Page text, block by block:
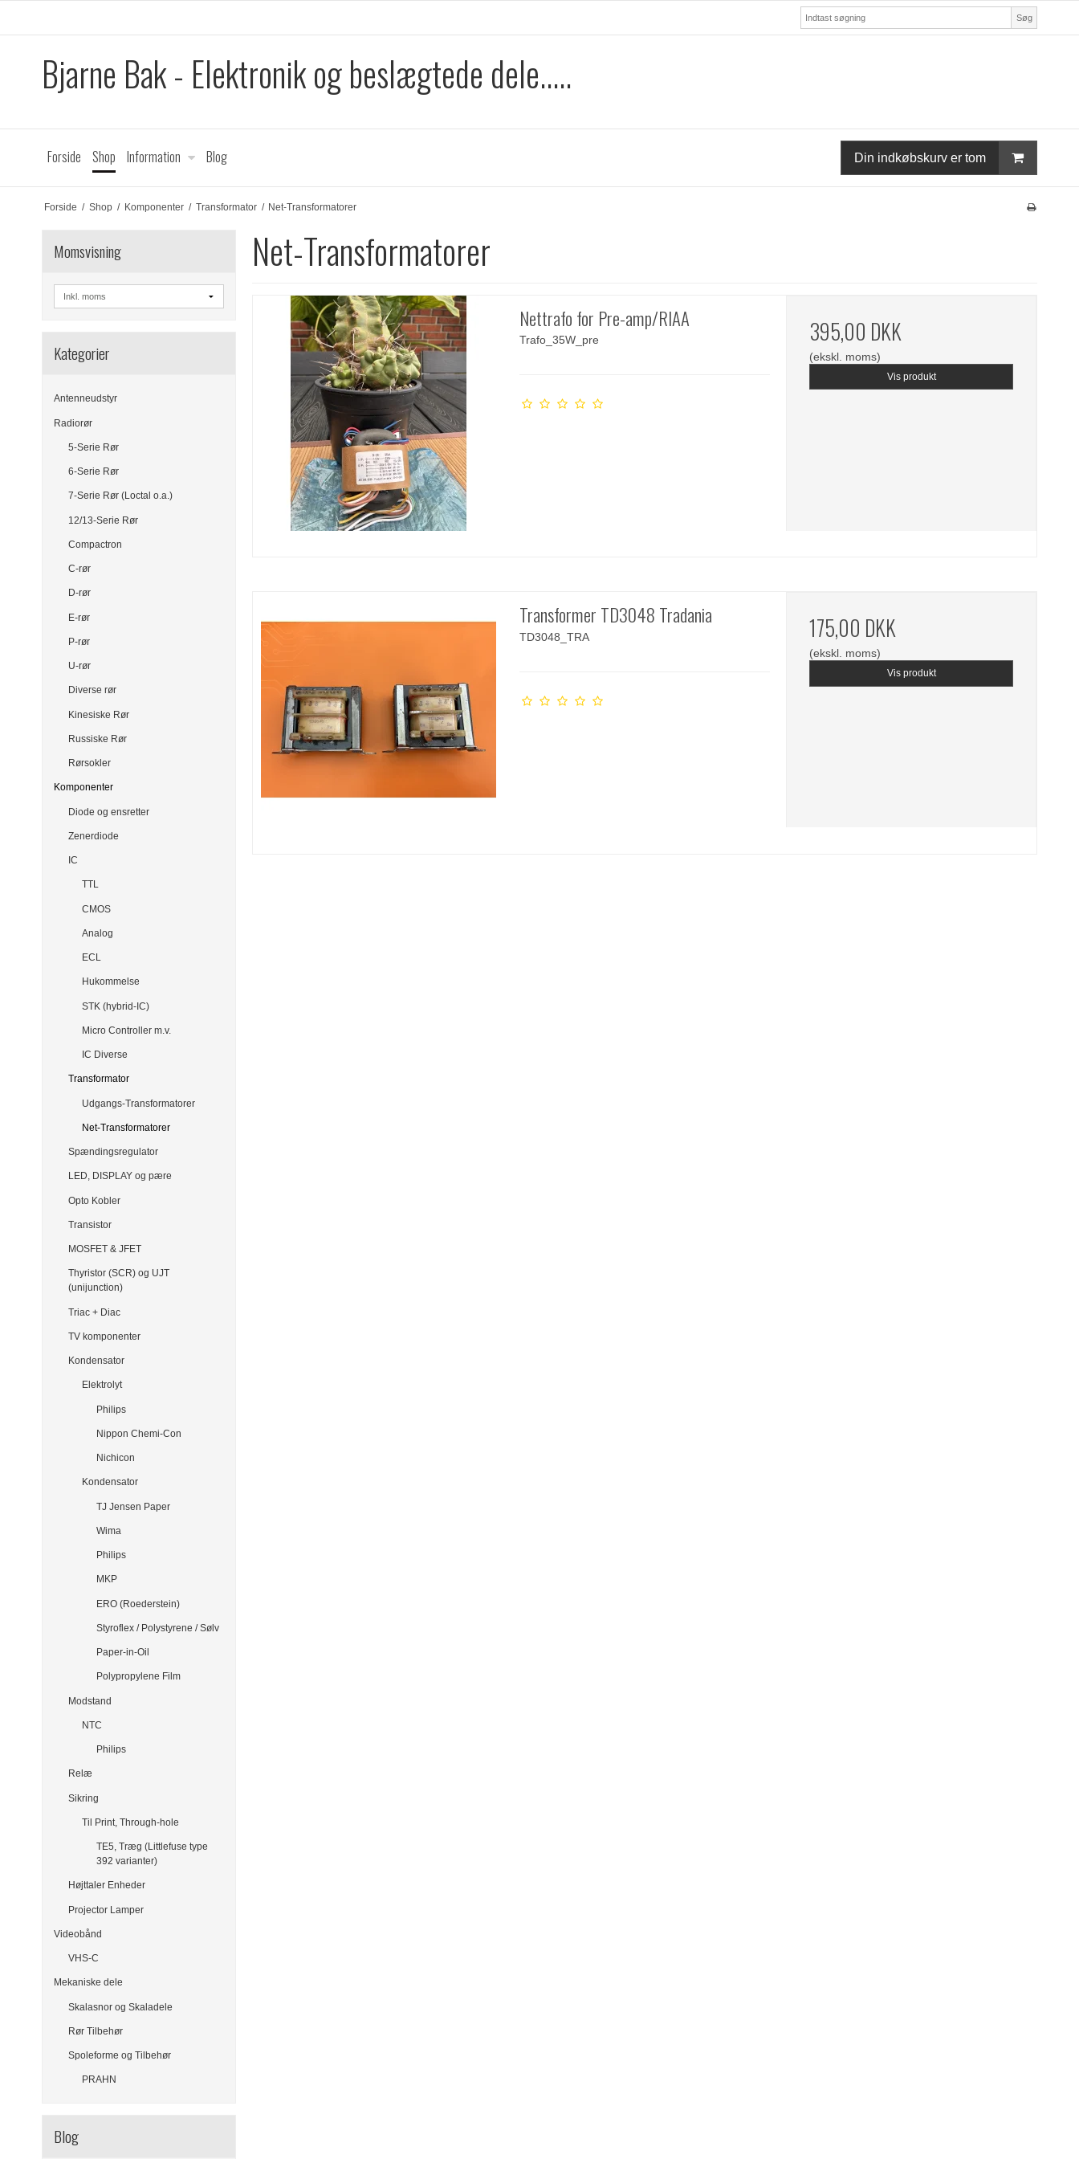
Søg
Bjarne Bak - Elektronik og beslægtede dele.....
Forside Shop Information Blog Din indkøbskurv er tom
Forside / Shop / Komponenter / Transformator / Net-Transformatorer
Momsvisning
Kategorier
Antenneudstyr
Radiorør
5-Serie Rør
6-Serie Rør
7-Serie Rør (Loctal o.a.)
12/13-Serie Rør
Compactron
C-rør
D-rør
E-rør
P-rør
U-rør
Diverse rør
Kinesiske Rør
Russiske Rør
Rørsokler
Komponenter
Diode og ensretter
Zenerdiode
IC
TTL
CMOS
Analog
ECL
Hukommelse
STK (hybrid-IC)
Micro Controller m.v.
IC Diverse
Transformator
Udgangs-Transformatorer
Net-Transformatorer
Spændingsregulator
LED, DISPLAY og pære
Opto Kobler
Transistor
MOSFET & JFET
Thyristor (SCR) og UJT
(unijunction)
Triac + Diac
TV komponenter
Kondensator
Elektrolyt
Philips
Nippon Chemi-Con
Nichicon
Kondensator
TJ Jensen Paper
Wima
Philips
MKP
ERO (Roederstein)
Styroflex / Polystyrene / Sølv
Paper-in-Oil
Polypropylene Film
Modstand
NTC
Philips
Relæ
Sikring
Til Print, Through-hole
TE5, Træg (Littlefuse type
392 varianter)
Højttaler Enheder
Projector Lamper
Videobånd
VHS-C
Mekaniske dele
Skalasnor og Skaladele
Rør Tilbehør
Spoleforme og Tilbehør
PRAHN
Blog
Net-Transformatorer
Nettrafo for Pre-amp/RIAA
Trafo_35W_pre 395,00 DKK
(ekskl. moms)
Vis produkt
Transformer TD3048 Tradania
TD3048_TRA 175,00 DKK
(ekskl. moms)
Vis produkt